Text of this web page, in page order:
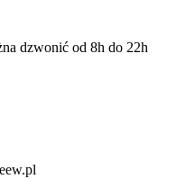
dzwonić od 8h do 22h